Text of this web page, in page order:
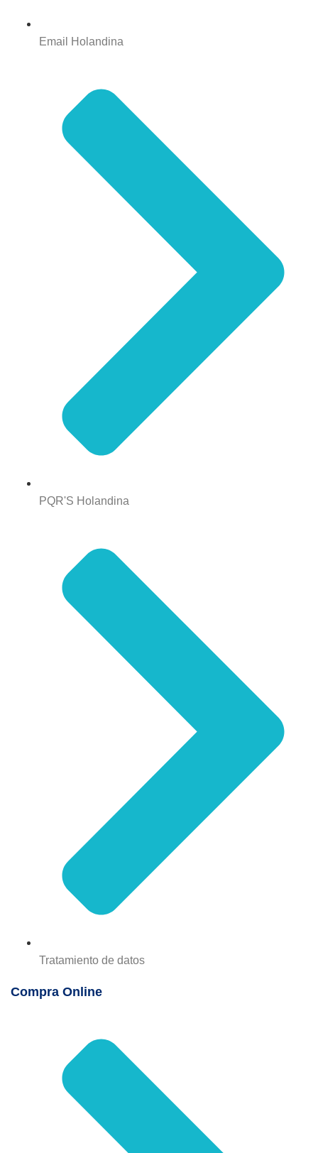
Email Holandina
PQR'S Holandina
Tratamiento de datos
Compra Online